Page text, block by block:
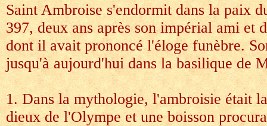
Saint Ambroise s'endormit dans la paix
397, deux ans après son impérial ami et
dont il avait prononcé l'éloge funèbre.
jusqu'à aujourd'hui dans la basilique de
1. Dans la mythologie, l'ambroisie était
dieux de l'Olympe et une boisson